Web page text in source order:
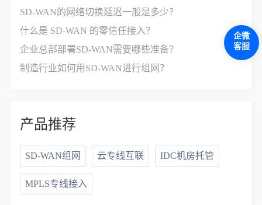
SD-WAN的网络切换延迟一般是多少？
什么是 SD-WAN 的零信任接入？
企业总部部署SD-WAN需要哪些准备？
制造行业如何用SD-WAN进行组网？
产品推荐
SD-WAN组网 云专线互联 IDC机房托管
MPLS专线接入
企微
客服